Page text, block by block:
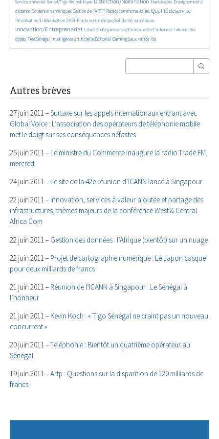
Service universel Sentel/Tigo Vie politique Distinction/Nomination Handicapés Enseignement à
distance
855/5725Contenus numériques
602/5725 Gestion de l’ARTP
182/5725 Radios communautaires
2228/5725 Qualité de service
544/5725
Privatisation/Libéralisation
139/5725 SMSI
501/5725 Fracture numérique/Solidarité numérique
2871/5725
Innovation/Entreprenariat
1390/5725 Liberté d’expression/Censure de l’Internet
48/5725
Internet des
objets
179/5725Free Sénégal
875/5725 Intelligence artificielle
223/5725 Editorial
67/5725 Gaming/Jeux vidéos
24/5725 Yas
Autres brèves
27 juin 2011 –Surtaxe sur les appels internationaux entrant avec
Global Voice : L’association des opérateurs de téléphonie mobile
met le doigt sur ses conséquences néfastes
25 juin 2011 – Le ministre du Commerce inaugure la radio Trade FM,
mercredi
24 juin 2011 – Le site de la 42e réunion d’ICANN lancé à Singapour
22 juin 2011 – Innovation, services à valeur ajoutée et partage des
infrastructures, thèmes majeurs de la conférence West & Central
Africa Com
22 juin 2011 – Gestion des données : l’Afrique (bientôt) sur un nuage
22 juin 2011 – Projet de cartographie numérique : Le Japon casque
pour deux milliards de francs
21 juin 2011 – Réunion de l’ICANN à Singapour : Le Sénégal à
l’honneur
21 juin 2011 – Kevin Koch : « Tigo Sénégal ne craint pas un nouveau
concurrent »
20 juin 2011 –Téléphonie : Bientôt un quatrième opérateur au
Sénégal
19 juin 2011 –Artp : Questions sur la disparition de 120 milliards de
francs